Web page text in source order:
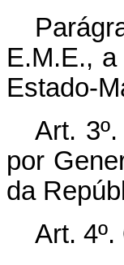
E.M.E.,
Estado-
Art.
por
da
Art.